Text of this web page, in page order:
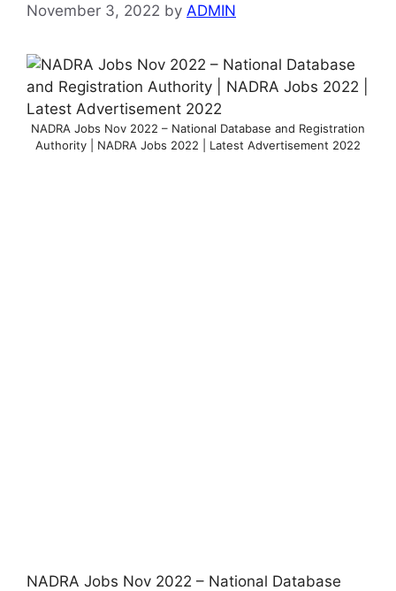
November 3, 2022 by ADMIN
NADRA Jobs Nov 2022 – National Database and Registration
Authority | NADRA Jobs 2022 | Latest Advertisement 2022
NADRA Jobs Nov 2022 – National Database